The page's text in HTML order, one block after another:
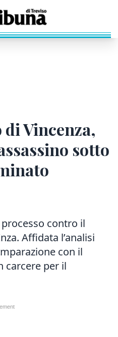
Vincenza,
sotto
contro il
Affidata l’analisi
con il
carcere per il